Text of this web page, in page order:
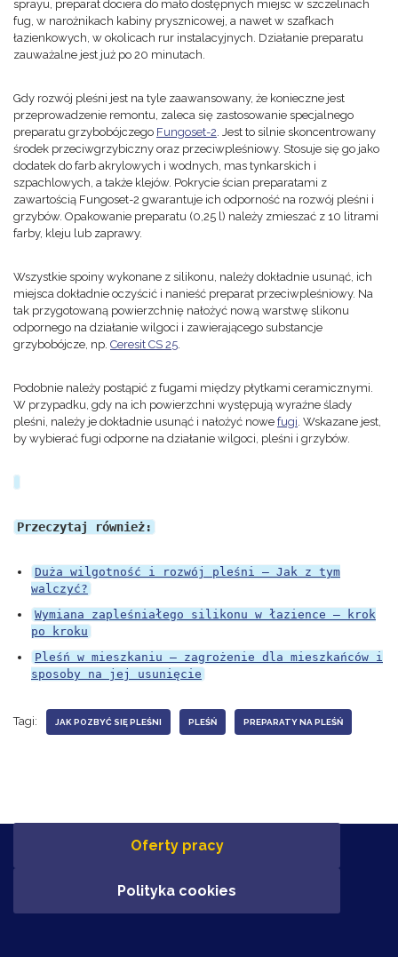
sprayu, preparat dociera do mało dostępnych miejsc w szczelinach
fug, w narożnikach kabiny prysznicowej, a nawet w szafkach
łazienkowych, w okolicach rur instalacyjnych. Działanie preparatu
zauważalne jest już po 20 minutach.
Gdy rozwój pleśni jest na tyle zaawansowany, że konieczne jest
przeprowadzenie remontu, zaleca się zastosowanie specjalnego
preparatu grzybobójczego Fungoset-2. Jest to silnie skoncentrowany
środek przeciwgrzybiczny oraz przeciwpleśniowy. Stosuje się go jako
dodatek do farb akrylowych i wodnych, mas tynkarskich i
szpachlowych, a także klejów. Pokrycie ścian preparatami z
zawartością Fungoset-2 gwarantuje ich odporność na rozwój pleśni i
grzybów. Opakowanie preparatu (0,25 l) należy zmieszać z 10 litrami
farby, kleju lub zaprawy.
Wszystkie spoiny wykonane z silikonu, należy dokładnie usunąć, ich
miejsca dokładnie oczyścić i nanieść preparat przeciwpleśniowy. Na
tak przygotowaną powierzchnię nałożyć nową warstwę slikonu
odpornego na działanie wilgoci i zawierającego substancje
grzybobójcze, np. Ceresit CS 25.
Podobnie należy postąpić z fugami między płytkami ceramicznymi.
W przypadku, gdy na ich powierzchni występują wyraźne ślady
pleśni, należy je dokładnie usunąć i nałożyć nowe fugi. Wskazane jest,
by wybierać fugi odporne na działanie wilgoci, pleśni i grzybów.
Przeczytaj również:
Duża wilgotność i rozwój pleśni – Jak z tym
walczyć?
Wymiana zapleśniałego silikonu w łazience – krok
po kroku
Pleśń w mieszkaniu – zagrożenie dla mieszkańców i
sposoby na jej usunięcie
Tagi: JAK POZBYĆ SIĘ PLEŚNI PLEŚŃ PREPARATY NA PLEŚŃ
Oferty pracy
Polityka cookies